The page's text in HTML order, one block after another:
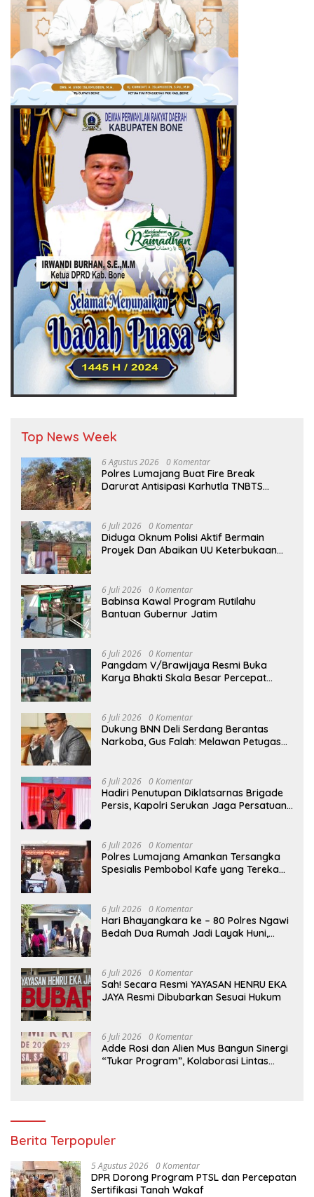
Top News Week
6 Agustus 2026 0 Komentar
Polres Lumajang Buat Fire Break
Darurat Antisipasi Karhutla TNBTS
6 Juli 2026 0 Komentar
Diduga Oknum Polisi Aktif Bermain
Proyek Dan Abaikan UU Keterbukaan
6 Juli 2026 0 Komentar
Babinsa Kawal Program Rutilahu
Bantuan Gubernur Jatim
6 Juli 2026 0 Komentar
Pangdam V/Brawijaya Resmi Buka
Karya Bhakti Skala Besar Percepat
6 Juli 2026 0 Komentar
Dukung BNN Deli Serdang Berantas
Narkoba, Gus Falah: Melawan Petugas
6 Juli 2026 0 Komentar
Hadiri Penutupan Diklatsarnas Brigade
Persis, Kapolri Serukan Jaga Persatuan-
6 Juli 2026 0 Komentar
Polres Lumajang Amankan Tersangka
Spesialis Pembobol Kafe yang Terekam
6 Juli 2026 0 Komentar
Hari Bhayangkara ke – 80 Polres Ngawi
Bedah Dua Rumah Jadi Layak Huni,
6 Juli 2026 0 Komentar
Sah! Secara Resmi YAYASAN HENRU EKA
JAYA Resmi Dibubarkan Sesuai Hukum
6 Juli 2026 0 Komentar
Adde Rosi dan Alien Mus Bangun Sinergi
“Tukar Program”, Kolaborasi Lintas
Berita Terpopuler
5 Agustus 2026 0 Komentar
DPR Dorong Program PTSL dan Percepatan
Sertifikasi Tanah Wakaf